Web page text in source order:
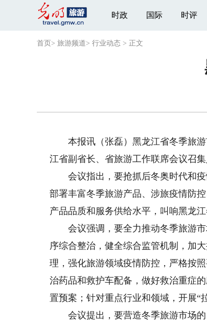
时政 国际 时评
首页 > 旅游频道> 行业动态 > 正文
本报讯（张磊）黑龙江省冬季旅游
江省副省长、省旅游工作联席会议召
会议指出，要抢抓后冬奥时代和疫
部署丰富冬季旅游产品、涉旅疫情防
产品品质和服务供给水平，叫响黑龙江
会议强调，要全力推动冬季旅游市
序综合整治，健全综合监管机制，加
理，强化旅游领域疫情防控，严格按
治药品和救护车配备，做好救治重症
置预案；针对重点行业和领域，开展“
会议提出，要营造冬季旅游市场的